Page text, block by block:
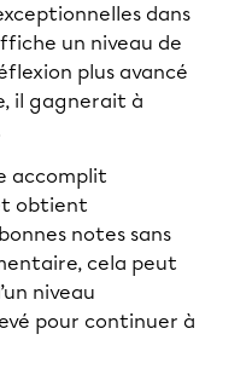
dans
un niveau de
plus avancé
il gagnerait à
accomplit
obtient
notes sans
cela peut
niveau
pour continuer à